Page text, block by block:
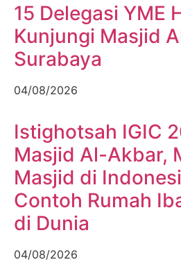
15 Delegasi YME
Kunjungi Masjid
Surabaya
04/08/2026
Istighotsah IGIC
Masjid Al-Akbar,
Masjid di
Contoh Rumah
di Dunia
04/08/2026